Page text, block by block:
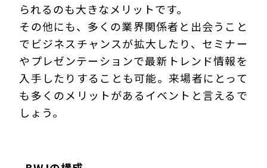
られるのも大きなメリットです。
その他にも、多くの業界関係者と出会うこと
でビジネスチャンスが拡大したり、セミナー
やプレゼンテーションで最新トレンド情報を
入手したりすることも可能。来場者にとって
も多くのメリットがあるイベントと言えるで
しょう。